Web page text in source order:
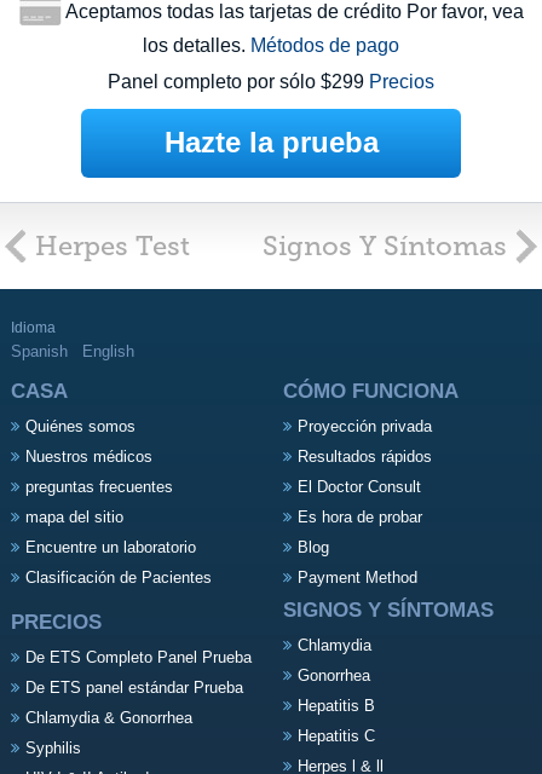
Aceptamos todas las tarjetas de crédito Por favor, vea
los detalles. Métodos de pago
Panel completo por sólo $299 Precios
Hazte la prueba
Herpes Test Signos Y Síntomas
Idioma
Spanish English
CASA
Quiénes somos
Nuestros médicos
preguntas frecuentes
mapa del sitio
Encuentre un laboratorio
Clasificación de Pacientes
CÓMO FUNCIONA
Proyección privada
Resultados rápidos
El Doctor Consult
Es hora de probar
Blog
Payment Method
PRECIOS
De ETS Completo Panel Prueba
De ETS panel estándar Prueba
Chlamydia & Gonorrhea
Syphilis
SIGNOS Y SÍNTOMAS
Chlamydia
Gonorrhea
Hepatitis B
Hepatitis C
Herpes l & ll